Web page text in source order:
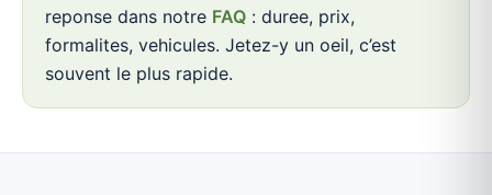
reponse dans notre FAQ : duree, prix,
formalites, vehicules. Jetez-y un oeil, c’est
souvent le plus rapide.